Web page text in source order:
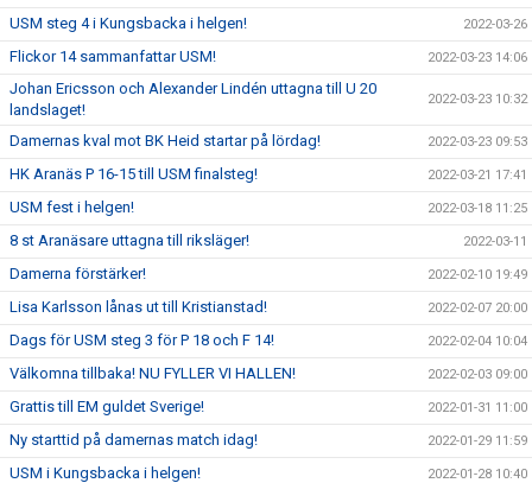
USM steg 4 i Kungsbacka i helgen! 2022-03-26
Flickor 14 sammanfattar USM! 2022-03-23 14:06
Johan Ericsson och Alexander Lindén uttagna till U 20
landslaget!
2022-03-23 10:32
Damernas kval mot BK Heid startar på lördag! 2022-03-23 09:53
HK Aranäs P 16-15 till USM finalsteg! 2022-03-21 17:41
USM fest i helgen! 2022-03-18 11:25
8 st Aranäsare uttagna till riksläger! 2022-03-11
Damerna förstärker! 2022-02-10 19:49
Lisa Karlsson lånas ut till Kristianstad! 2022-02-07 20:00
Dags för USM steg 3 för P 18 och F 14! 2022-02-04 10:04
Välkomna tillbaka! NU FYLLER VI HALLEN! 2022-02-03 09:00
Grattis till EM guldet Sverige! 2022-01-31 11:00
Ny starttid på damernas match idag! 2022-01-29 11:59
USM i Kungsbacka i helgen! 2022-01-28 10:40